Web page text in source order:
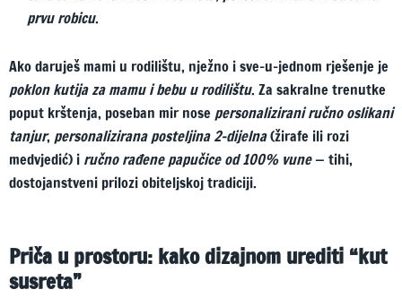
prvu robicu.
Ako daruješ mami u rodilištu, nježno i sve-u-jednom rješenje je
poklon kutija za mamu i bebu u rodilištu. Za sakralne trenutke
poput krštenja, poseban mir nose personalizirani ručno oslikani
tanjur, personalizirana posteljina 2-dijelna(žirafe ili rozi
medvjedić) i ručno rađene papučice od 100% vune— tihi,
dostojanstveni prilozi obiteljskoj tradiciji.
Priča u prostoru: kako dizajnom urediti “kut
susreta”